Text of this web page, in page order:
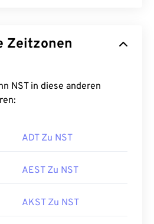
Zeitzonen
NST in diese anderen
ADT Zu NST
AEST Zu NST
AKST Zu NST